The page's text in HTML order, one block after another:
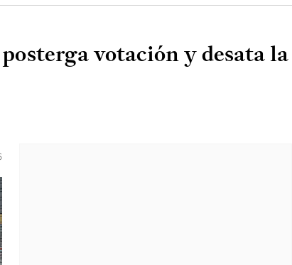
votación y desata la